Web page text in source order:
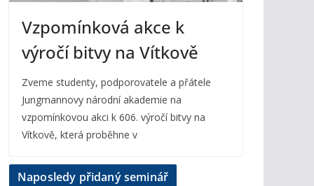
Vzpomínková akce k
výročí bitvy na Vítkově
Zveme studenty, podporovatele a přátele
Jungmannovy národní akademie na
vzpomínkovou akci k 606. výročí bitvy na
Vítkově, která proběhne v
Naposledy přidaný seminář